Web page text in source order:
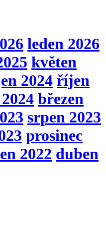
leden 2026
květen
2024 říjen
březen
srpen 2023
prosinec
2022 duben